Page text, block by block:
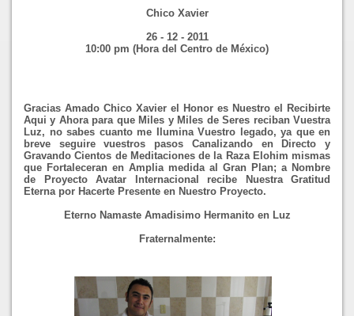
Chico Xavier
26 - 12 - 2011
10:00 pm (Hora del Centro de México)
Gracias Amado Chico Xavier el Honor es Nuestro el Recibirte
Aqui y Ahora para que Miles y Miles de Seres reciban Vuestra
Luz, no sabes cuanto me Ilumina Vuestro legado, ya que en
breve seguire vuestros pasos Canalizando en Directo y
Gravando Cientos de Meditaciones de la Raza Elohim mismas
que Fortaleceran en Amplia medida al Gran Plan; a Nombre
de Proyecto Avatar Internacional recibe Nuestra Gratitud
Eterna por Hacerte Presente en Nuestro Proyecto.
Eterno Namaste Amadisimo Hermanito en Luz
Fraternalmente: